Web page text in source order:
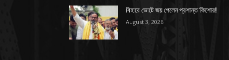
বিহারে ভোটে জয় পেলেন প্রশান্ত কিশোর!
August 3, 2026